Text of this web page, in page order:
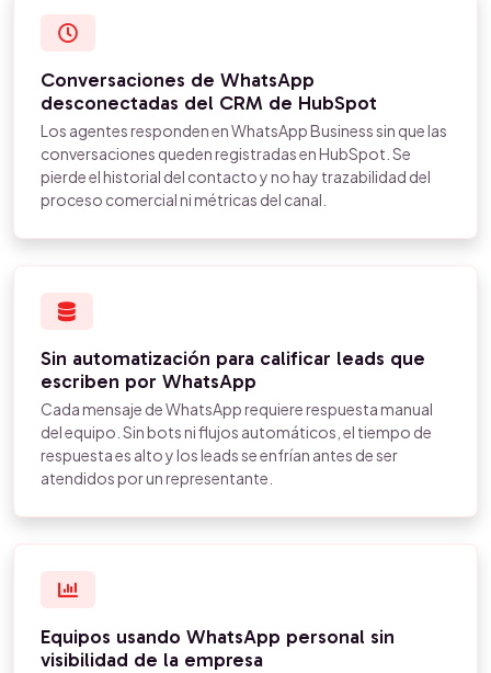
Conversaciones de WhatsApp
desconectadas del CRM de HubSpot
Los agentes responden en WhatsApp Business sin que las
conversaciones queden registradas en HubSpot. Se
pierde el historial del contacto y no hay trazabilidad del
proceso comercial ni métricas del canal.
Sin automatización para calificar leads que
escriben por WhatsApp
Cada mensaje de WhatsApp requiere respuesta manual
del equipo. Sin bots ni flujos automáticos, el tiempo de
respuesta es alto y los leads se enfrían antes de ser
atendidos por un representante.
Equipos usando WhatsApp personal sin
visibilidad de la empresa